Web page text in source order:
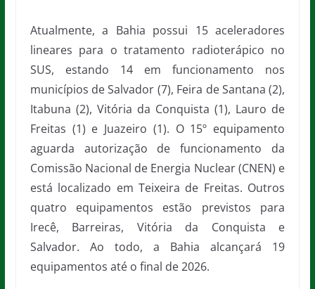
Atualmente, a Bahia possui 15 aceleradores
lineares para o tratamento radioterápico no
SUS, estando 14 em funcionamento nos
municípios de Salvador (7), Feira de Santana (2),
Itabuna (2), Vitória da Conquista (1), Lauro de
Freitas (1) e Juazeiro (1). O 15º equipamento
aguarda autorização de funcionamento da
Comissão Nacional de Energia Nuclear (CNEN) e
está localizado em Teixeira de Freitas. Outros
quatro equipamentos estão previstos para
Irecê, Barreiras, Vitória da Conquista e
Salvador. Ao todo, a Bahia alcançará 19
equipamentos até o final de 2026.